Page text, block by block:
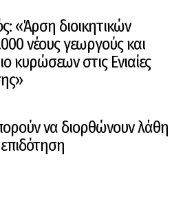
«Άρση διοικητικών
νέους γεωργούς και
κυρώσεων στις Ενιαίες
να διορθώνουν λάθη